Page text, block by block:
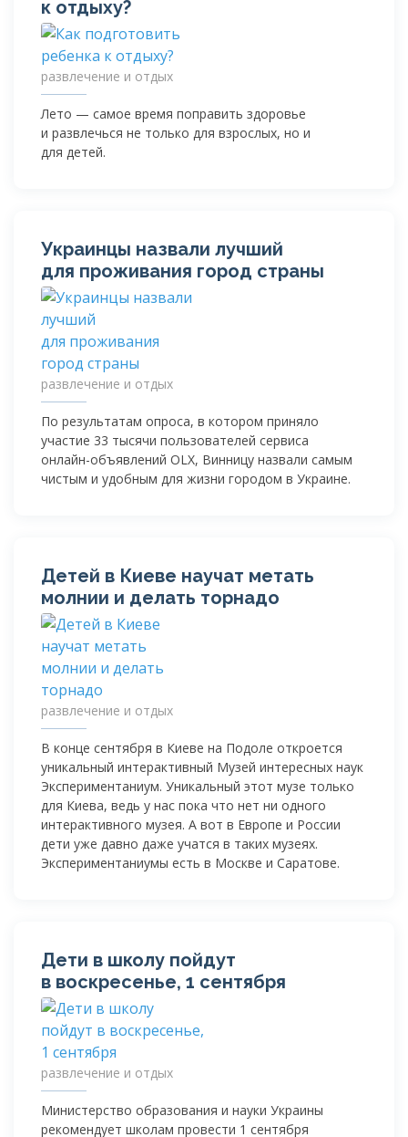
к отдыху?
развлечение и отдых
Лето — самое время поправить здоровье
и развлечься не только для взрослых, но и
для детей.
Украинцы назвали лучший
для проживания город страны
развлечение и отдых
По результатам опроса, в котором приняло
участие 33 тысячи пользователей сервиса
онлайн-объявлений OLX, Винницу назвали самым
чистым и удобным для жизни городом в Украине.
Детей в Киеве научат метать
молнии и делать торнадо
развлечение и отдых
В конце сентября в Киеве на Подоле откроется
уникальный интерактивный Музей интересных наук
Экспериментаниум. Уникальный этот музе только
для Киева, ведь у нас пока что нет ни одного
интерактивного музея. А вот в Европе и России
дети уже давно даже учатся в таких музеях.
Экспериментаниумы есть в Москве и Саратове.
Дети в школу пойдут
в воскресенье, 1 сентября
развлечение и отдых
Министерство образования и науки Украины
рекомендует школам провести 1 сентября